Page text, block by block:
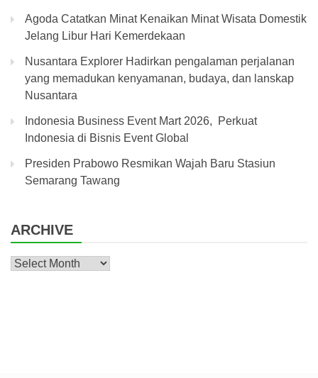
Agoda Catatkan Minat Kenaikan Minat Wisata Domestik
Jelang Libur Hari Kemerdekaan
Nusantara Explorer Hadirkan pengalaman perjalanan
yang memadukan kenyamanan, budaya, dan lanskap
Nusantara
Indonesia Business Event Mart 2026, Perkuat
Indonesia di Bisnis Event Global
Presiden Prabowo Resmikan Wajah Baru Stasiun
Semarang Tawang
ARCHIVE
Archive